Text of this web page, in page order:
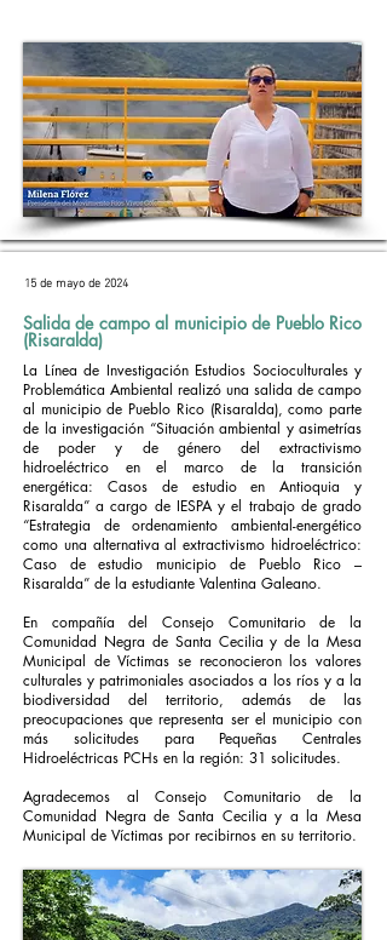
15 de mayo de 2024
Salida de campo al municipio de Pueblo Rico
(Risaralda)
La Línea de Investigación Estudios Socioculturales y
Problemática Ambiental realizó una salida de campo
al municipio de Pueblo Rico (Risaralda), como parte
de la investigación “Situación ambiental y asimetrías
de poder y de género del extractivismo
hidroeléctrico en el marco de la transición
energética: Casos de estudio en Antioquia y
Risaralda” a cargo de IESPA y el trabajo de grado
“Estrategia de ordenamiento ambiental-energético
como una alternativa al extractivismo hidroeléctrico:
Caso de estudio municipio de Pueblo Rico –
Risaralda” de la estudiante Valentina Galeano.
En compañía del Consejo Comunitario de la
Comunidad Negra de Santa Cecilia y de la Mesa
Municipal de Víctimas se reconocieron los valores
culturales y patrimoniales asociados a los ríos y a la
biodiversidad del territorio, además de las
preocupaciones que representa ser el municipio con
más solicitudes para Pequeñas Centrales
Hidroeléctricas PCHs en la región: 31 solicitudes.
Agradecemos al Consejo Comunitario de la
Comunidad Negra de Santa Cecilia y a la Mesa
Municipal de Víctimas por recibirnos en su territorio.